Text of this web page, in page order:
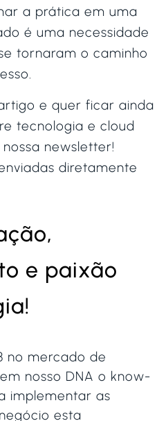
a prática em uma
é uma necessidade
tornaram o caminho
e quer ficar ainda
tecnologia e cloud
newsletter!
diretamente
e paixão
no mercado de
nosso DNA o know-
implementar as
esta